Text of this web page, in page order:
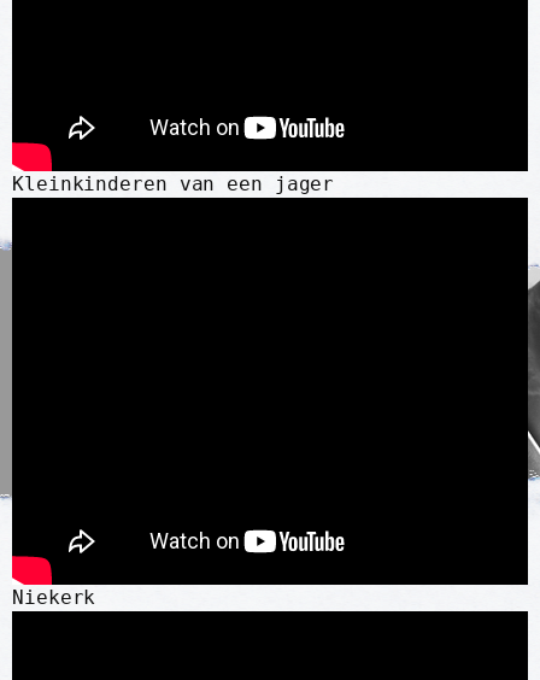
Kleinkinderen van een jager
Niekerk